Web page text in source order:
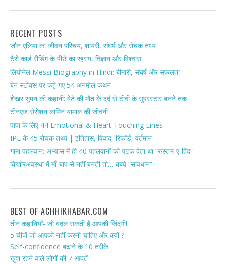
RECENT POSTS
जौन एलिया का जीवन परिचय, शायरी, संघर्ष और रोचक तथ्य
टैरो कार्ड रीडिंग के पीछे का रहस्य, विज्ञान और विश्वास
लियोनेल Messi Biography in Hindi: बीमारी, संघर्ष और सफलता
बेन स्टोक्स पर कहे गए 54 अनमोल कथन
शेखर सुमन की कहानी: बेटे की मौत के दर्द से टीवी के सुपरस्टार बनने तक
टीनएज सेंसेशन लामिन यामाल की जीवनी
पापा के लिए 44 Emotional & Heart Touching Lines
IPL के 45 रोचक तथ्य | इतिहास, विवाद, रिकॉर्ड, वर्तमान
गामा पहलवान: अभ्यास में ही 40 पहलवानों को पटक देता था “रुस्तम-ए-हिंद”
किशोरअवस्था में माँ-बाप से नहीं बनती तो… बच्चे “सावधान” !
BEST OF ACHHIKHABAR.COM
तीन कहानियाँ- जो बदल सकती हैं आपकी जिंदगी!
5 चीजें जो आपको नहीं करनी चाहिए और क्यों ?
Self-confidence बढाने के 10 तरीके
खुश रहने वाले लोगों की 7 आदतें